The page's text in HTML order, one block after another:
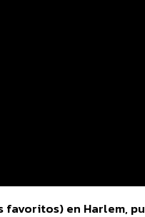
favoritos) en Harlem,